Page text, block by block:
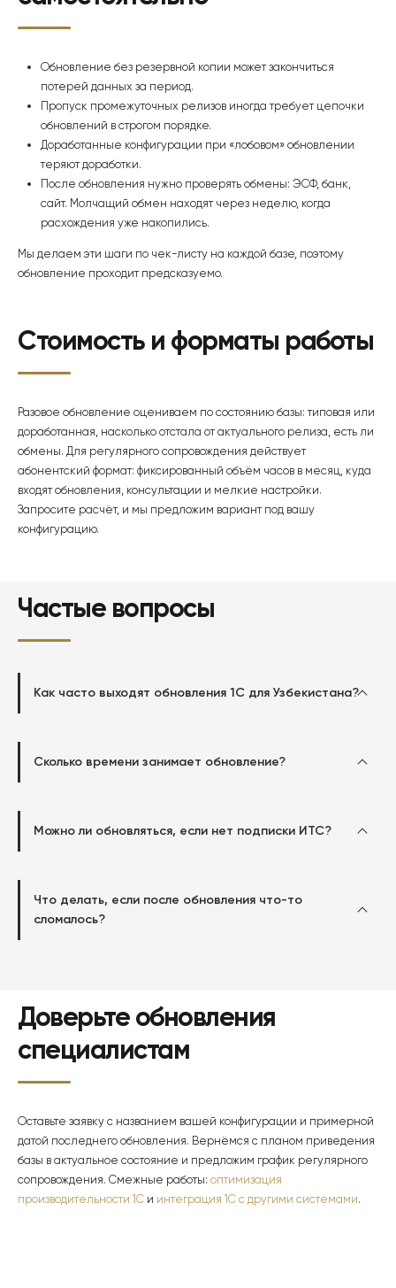
Обновление без резервной копии может закончиться
потерей данных за период.
Пропуск промежуточных релизов иногда требует цепочки
обновлений в строгом порядке.
Доработанные конфигурации при «лобовом» обновлении
теряют доработки.
После обновления нужно проверять обмены: ЭСФ, банк,
сайт. Молчащий обмен находят через неделю, когда
расхождения уже накопились.
Мы делаем эти шаги по чек-листу на каждой базе, поэтому
обновление проходит предсказуемо.
Стоимость и форматы работы
Разовое обновление оцениваем по состоянию базы: типовая или
доработанная, насколько отстала от актуального релиза, есть ли
обмены. Для регулярного сопровождения действует
абонентский формат: фиксированный объём часов в месяц, куда
входят обновления, консультации и мелкие настройки.
Запросите расчёт, и мы предложим вариант под вашу
конфигурацию.
Частые вопросы
Как часто выходят обновления 1С для Узбекистана?
Сколько времени занимает обновление?
Можно ли обновляться, если нет подписки ИТС?
Что делать, если после обновления что-то
сломалось?
Доверьте обновления
специалистам
Оставьте заявку с названием вашей конфигурации и примерной
датой последнего обновления. Вернёмся с планом приведения
базы в актуальное состояние и предложим график регулярного
сопровождения. Смежные работы: оптимизация
производительности 1С и интеграция 1С с другими системами.